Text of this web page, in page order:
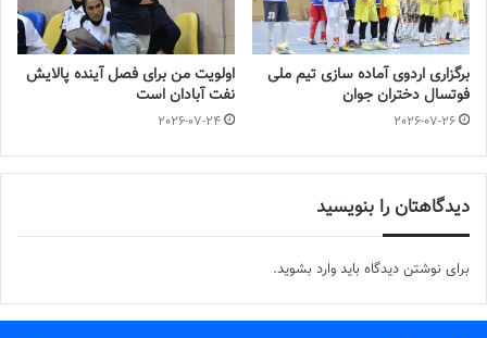
برگزاری اردوی آماده سازی تیم ملی
فوتسال دختران جوان
2026-07-26
اولویت من برای فصل آینده پالایش
نفت آبادان است
2026-07-24
دیدگاهتان را بنویسید
برای نوشتن دیدگاه باید وارد بشوید.